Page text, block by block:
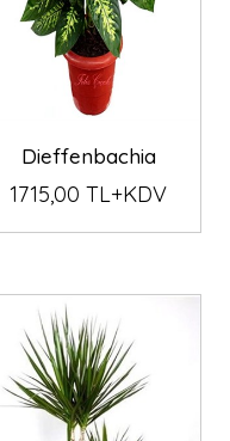
Dieffenbachia
1715,00 TL+KDV